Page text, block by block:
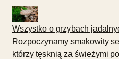
Wszystko o grzybach
Rozpoczynamy smakowity
którzy tęsknią za świeżymi